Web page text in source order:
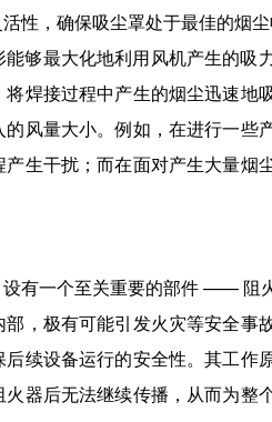
性，确保吸尘罩处于最佳的烟尘
够最大化地利用风机产生的吸
焊接过程中产生的烟尘迅速地
风量大小。例如，在进行一些
生干扰；而在面对产生大量烟
有一个至关重要的部件 —— 阻
，极有可能引发火灾等安全事
续设备运行的安全性。其工作
器后无法继续传播，从而为整